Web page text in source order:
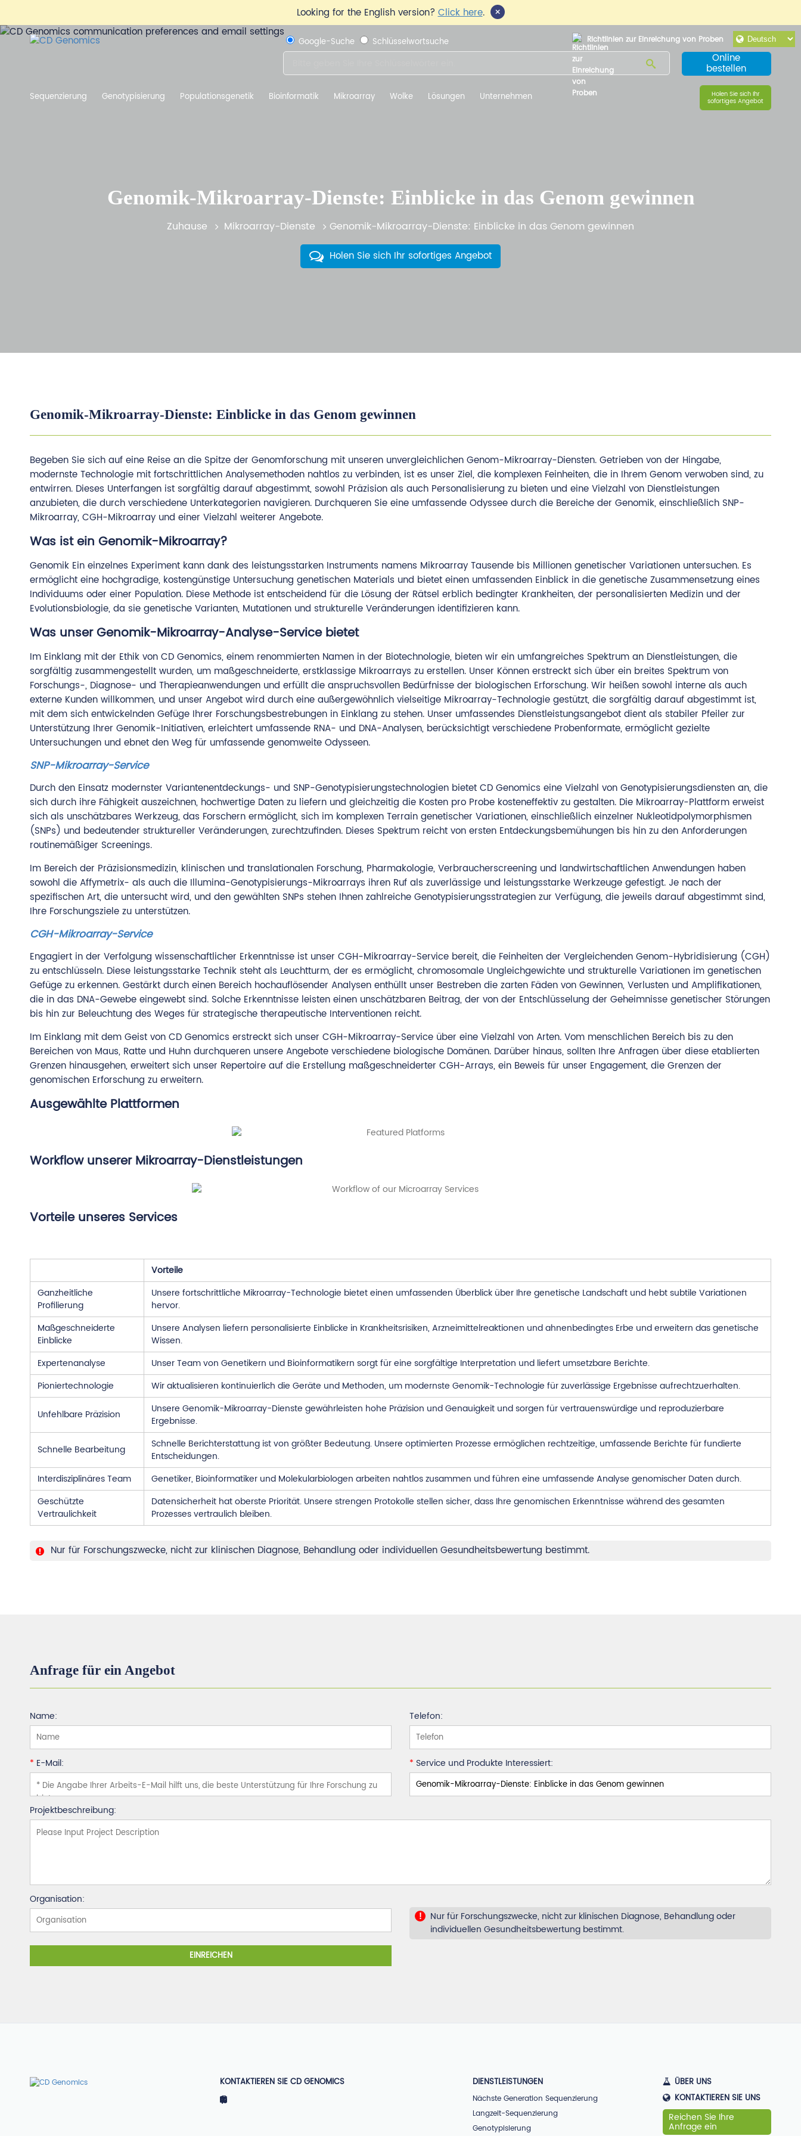
Looking for the English version?Click here. ×
Richtlinien zur Einreichung von Proben
Google-Suche Schlüsselwortsuche
Online
bestellen
Sequenzierung Genotypisierung Populationsgenetik Bioinformatik Mikroarray Wolke Lösungen Unternehmen Holen Sie sich Ihr
sofortiges Angebot
Genomik-Mikroarray-Dienste: Einblicke in das Genom gewinnen
Zuhause Mikroarray-Dienste Genomik-Mikroarray-Dienste: Einblicke in das Genom gewinnen
Holen Sie sich Ihr sofortiges Angebot
Genomik-Mikroarray-Dienste: Einblicke in das Genom gewinnen
Begeben Sie sich auf eine Reise an die Spitze der Genomforschung mit unseren unvergleichlichen Genom-Mikroarray-Diensten. Getrieben von der Hingabe,
modernste Technologie mit fortschrittlichen Analysemethoden nahtlos zu verbinden, ist es unser Ziel, die komplexen Feinheiten, die in Ihrem Genom verwoben sind, zu
entwirren. Dieses Unterfangen ist sorgfältig darauf abgestimmt, sowohl Präzision als auch Personalisierung zu bieten und eine Vielzahl von Dienstleistungen
anzubieten, die durch verschiedene Unterkategorien navigieren. Durchqueren Sie eine umfassende Odyssee durch die Bereiche der Genomik, einschließlich SNP-
Mikroarray, CGH-Mikroarray und einer Vielzahl weiterer Angebote.
Was ist ein Genomik-Mikroarray?
Genomik Ein einzelnes Experiment kann dank des leistungsstarken Instruments namens Mikroarray Tausende bis Millionen genetischer Variationen untersuchen. Es
ermöglicht eine hochgradige, kostengünstige Untersuchung genetischen Materials und bietet einen umfassenden Einblick in die genetische Zusammensetzung eines
Individuums oder einer Population. Diese Methode ist entscheidend für die Lösung der Rätsel erblich bedingter Krankheiten, der personalisierten Medizin und der
Evolutionsbiologie, da sie genetische Varianten, Mutationen und strukturelle Veränderungen identifizieren kann.
Was unser Genomik-Mikroarray-Analyse-Service bietet
Im Einklang mit der Ethik von CD Genomics, einem renommierten Namen in der Biotechnologie, bieten wir ein umfangreiches Spektrum an Dienstleistungen, die
sorgfältig zusammengestellt wurden, um maßgeschneiderte, erstklassige Mikroarrays zu erstellen. Unser Können erstreckt sich über ein breites Spektrum von
Forschungs-, Diagnose- und Therapieanwendungen und erfüllt die anspruchsvollen Bedürfnisse der biologischen Erforschung. Wir heißen sowohl interne als auch
externe Kunden willkommen, und unser Angebot wird durch eine außergewöhnlich vielseitige Mikroarray-Technologie gestützt, die sorgfältig darauf abgestimmt ist,
mit dem sich entwickelnden Gefüge Ihrer Forschungsbestrebungen in Einklang zu stehen. Unser umfassendes Dienstleistungsangebot dient als stabiler Pfeiler zur
Unterstützung Ihrer Genomik-Initiativen, erleichtert umfassende RNA- und DNA-Analysen, berücksichtigt verschiedene Probenformate, ermöglicht gezielte
Untersuchungen und ebnet den Weg für umfassende genomweite Odysseen.
SNP-Mikroarray-Service
Durch den Einsatz modernster Variantenentdeckungs- und SNP-Genotypisierungstechnologien bietet CD Genomics eine Vielzahl von Genotypisierungsdiensten an, die
sich durch ihre Fähigkeit auszeichnen, hochwertige Daten zu liefern und gleichzeitig die Kosten pro Probe kosteneffektiv zu gestalten. Die Mikroarray-Plattform erweist
sich als unschätzbares Werkzeug, das Forschern ermöglicht, sich im komplexen Terrain genetischer Variationen, einschließlich einzelner Nukleotidpolymorphismen
(SNPs) und bedeutender struktureller Veränderungen, zurechtzufinden. Dieses Spektrum reicht von ersten Entdeckungsbemühungen bis hin zu den Anforderungen
routinemäßiger Screenings.
Im Bereich der Präzisionsmedizin, klinischen und translationalen Forschung, Pharmakologie, Verbraucherscreening und landwirtschaftlichen Anwendungen haben
sowohl die Affymetrix- als auch die Illumina-Genotypisierungs-Mikroarrays ihren Ruf als zuverlässige und leistungsstarke Werkzeuge gefestigt. Je nach der
spezifischen Art, die untersucht wird, und den gewählten SNPs stehen Ihnen zahlreiche Genotypisierungsstrategien zur Verfügung, die jeweils darauf abgestimmt sind,
Ihre Forschungsziele zu unterstützen.
CGH-Mikroarray-Service
Engagiert in der Verfolgung wissenschaftlicher Erkenntnisse ist unser CGH-Mikroarray-Service bereit, die Feinheiten der Vergleichenden Genom-Hybridisierung (CGH)
zu entschlüsseln. Diese leistungsstarke Technik steht als Leuchtturm, der es ermöglicht, chromosomale Ungleichgewichte und strukturelle Variationen im genetischen
Gefüge zu erkennen. Gestärkt durch einen Bereich hochauflösender Analysen enthüllt unser Bestreben die zarten Fäden von Gewinnen, Verlusten und Amplifikationen,
die in das DNA-Gewebe eingewebt sind. Solche Erkenntnisse leisten einen unschätzbaren Beitrag, der von der Entschlüsselung der Geheimnisse genetischer Störungen
bis hin zur Beleuchtung des Weges für strategische therapeutische Interventionen reicht.
Im Einklang mit dem Geist von CD Genomics erstreckt sich unser CGH-Mikroarray-Service über eine Vielzahl von Arten. Vom menschlichen Bereich bis zu den
Bereichen von Maus, Ratte und Huhn durchqueren unsere Angebote verschiedene biologische Domänen. Darüber hinaus, sollten Ihre Anfragen über diese etablierten
Grenzen hinausgehen, erweitert sich unser Repertoire auf die Erstellung maßgeschneiderter CGH-Arrays, ein Beweis für unser Engagement, die Grenzen der
genomischen Erforschung zu erweitern.
Ausgewählte Plattformen
Workflow unserer Mikroarray-Dienstleistungen
Vorteile unseres Services
Vorteile
Ganzheitliche
Profilierung
Unsere fortschrittliche Mikroarray-Technologie bietet einen umfassenden Überblick über Ihre genetische Landschaft und hebt subtile Variationen
hervor.
Maßgeschneiderte
Einblicke
Unsere Analysen liefern personalisierte Einblicke in Krankheitsrisiken, Arzneimittelreaktionen und ahnenbedingtes Erbe und erweitern das genetische
Wissen.
Expertenanalyse
Unser Team von Genetikern und Bioinformatikern sorgt für eine sorgfältige Interpretation und liefert umsetzbare Berichte.
Pioniertechnologie
Wir aktualisieren kontinuierlich die Geräte und Methoden, um modernste Genomik-Technologie für zuverlässige Ergebnisse aufrechtzuerhalten.
Unfehlbare Präzision
Unsere Genomik-Mikroarray-Dienste gewährleisten hohe Präzision und Genauigkeit und sorgen für vertrauenswürdige und reproduzierbare
Ergebnisse.
Schnelle Bearbeitung
Schnelle Berichterstattung ist von größter Bedeutung. Unsere optimierten Prozesse ermöglichen rechtzeitige, umfassende Berichte für fundierte
Entscheidungen.
Interdisziplinäres Team
Genetiker, Bioinformatiker und Molekularbiologen arbeiten nahtlos zusammen und führen eine umfassende Analyse genomischer Daten durch.
Geschützte
Vertraulichkeit
Datensicherheit hat oberste Priorität. Unsere strengen Protokolle stellen sicher, dass Ihre genomischen Erkenntnisse während des gesamten
Prozesses vertraulich bleiben.
Nur für Forschungszwecke, nicht zur klinischen Diagnose, Behandlung oder individuellen Gesundheitsbewertung bestimmt.
Anfrage für ein Angebot
Name: Telefon:
* E-Mail: * Service und Produkte Interessiert:
Projektbeschreibung:
Organisation:
!
Nur für Forschungszwecke, nicht zur klinischen Diagnose, Behandlung oder
individuellen Gesundheitsbewertung bestimmt.
EINREICHEN
KONTAKTIEREN SIE CD GENOMICS DIENSTLEISTUNGEN
Nächste Generation Sequenzierung
Langzeit-Sequenzierung
Genotypisierung
ÜBER UNS
KONTAKTIEREN SIE UNS
Reichen Sie Ihre
Anfrage ein